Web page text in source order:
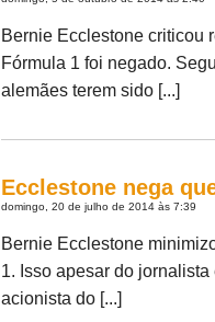
Bernie Ecclestone criticou
Fórmula 1 foi negado.
alemães terem sido [...]
Ecclestone nega
domingo, 20 de julho de 2014 às 7:39
Bernie Ecclestone
1. Isso apesar do
acionista do [...]